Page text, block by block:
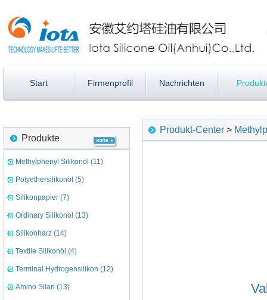
Start Firmenprofil Nachrichten
Produkte
Methylphenyl Silikonöl (11)
Polyethersilikonöl (5)
Silikonpapier (7)
Ordinary Silikonöl (13)
Silikonharz (14)
Textile Silikonöl (4)
Terminal Hydrogensilikon (12)
Amino Silan (13)
Produkt-Center >